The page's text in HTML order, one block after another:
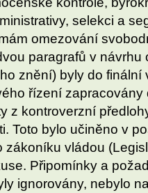
selekci a
omezování
paragrafů v
znění) byly do
řízení
z kontroverzní
Toto bylo učiněno v
zákoníku vládou
Připomínky a
ignorovány, nebylo